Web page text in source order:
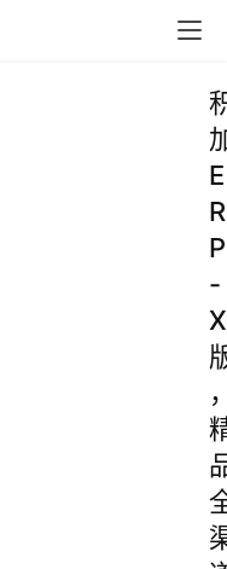
E
R
P
-
X